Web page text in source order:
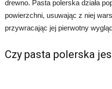
drewno. Pasta polerska działa
powierzchni, usuwając z niej
przywracając jej pierwotny
Czy pasta polerska